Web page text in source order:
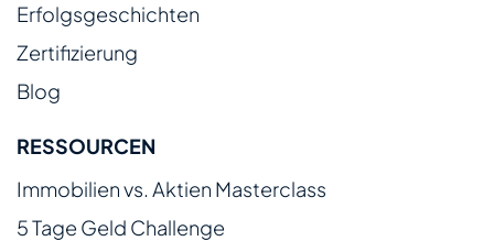
Erfolgsgeschichten
Zertifizierung
Blog
RESSOURCEN
Immobilien vs. Aktien Masterclass
5 Tage Geld Challenge